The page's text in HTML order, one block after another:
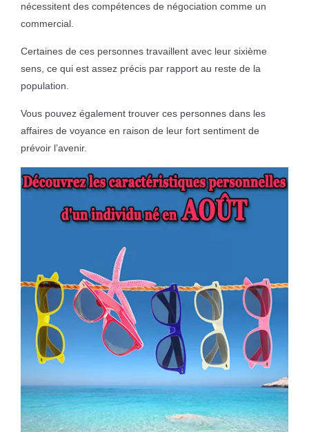
nécessitent des compétences de négociation comme un
commercial.
Certaines de ces personnes travaillent avec leur sixième
sens, ce qui est assez précis par rapport au reste de la
population.
Vous pouvez également trouver ces personnes dans les
affaires de voyance en raison de leur fort sentiment de
prévoir l’avenir.